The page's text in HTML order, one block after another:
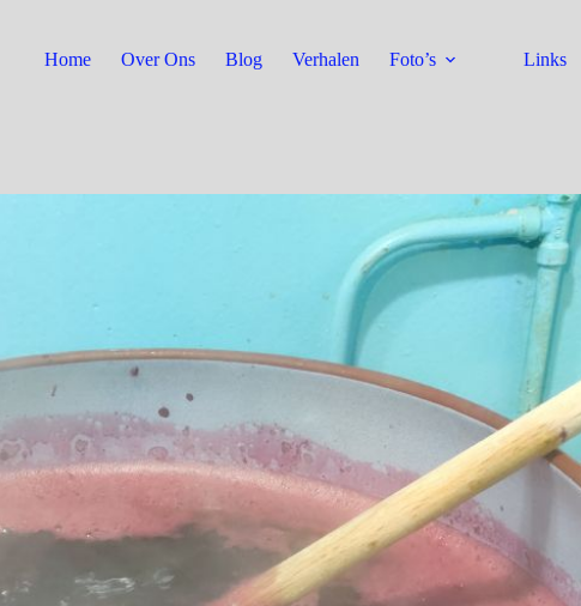
Home Over Ons Blog Verhalen Foto’s Links